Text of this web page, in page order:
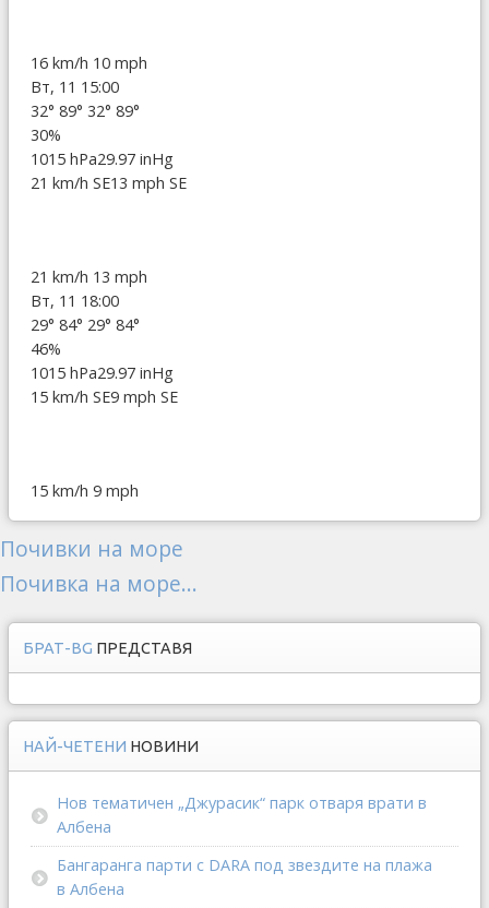
16 km/h 10 mph
Вт, 11 15:00
32° 89° 32° 89°
30%
1015 hPa29.97 inHg
21 km/h SE13 mph SE
21 km/h 13 mph
Вт, 11 18:00
29° 84° 29° 84°
46%
1015 hPa29.97 inHg
15 km/h SE9 mph SE
15 km/h 9 mph
Почивки на море
Почивка на море...
БРАТ-BG ПРЕДСТАВЯ
НАЙ-ЧЕТЕНИ НОВИНИ
Нов тематичен „Джурасик“ парк отваря врати в
Албена
Бангаранга парти с DARA под звездите на плажа
в Албена